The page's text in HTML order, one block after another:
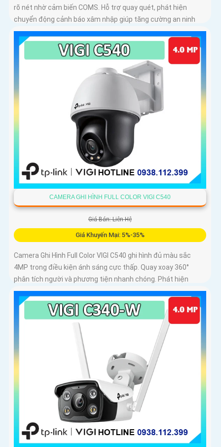
rõ nét nhờ cảm biến COMS. Hỗ trợ quay quét, phát hiện
chuyển động cảnh báo xâm nhập giúp tăng cường an ninh
CAMERA GHI HÌNH FULL COLOR VIGI C540
Giá Bán: Liên Hệ
Giá Khuyến Mại: 5%-35%
Camera Ghi Hình Full Color VIGI C540 ghi hình đủ màu sắc
4MP trong điều kiện ánh sáng cực thấp. Quay xoay 360°
phân tích người và phương tiện nhanh chóng. Phát hiện
thông minh xâm nhập khu vực